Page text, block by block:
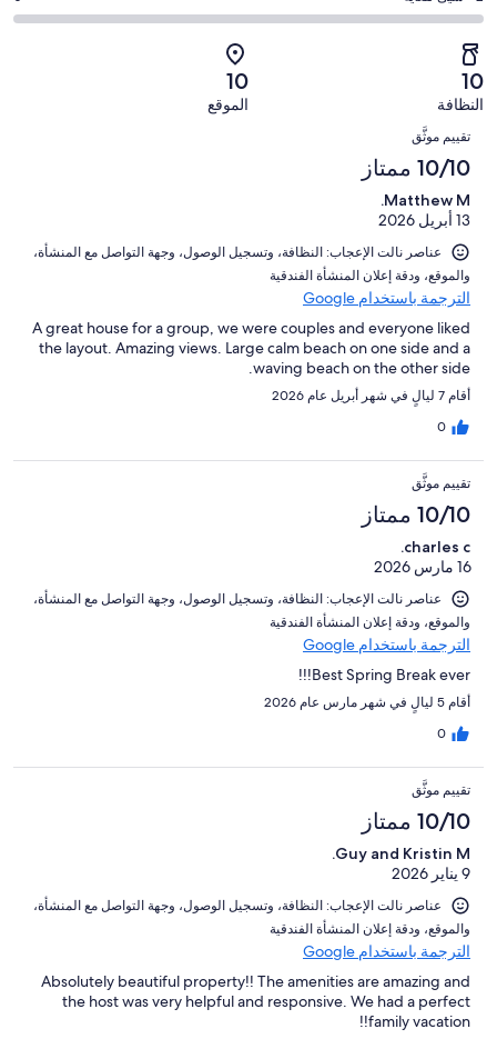
أصل
57
من
تقييمات
النزلاء
0
من
أصل
57
من
النزلاء
مقبول.
0
من
أصل
57
من
تقييمات
النزلاء
4
سيّئ.
0
من
57
من
تقييمات
النزلاء
التصنيف
2
-
سيّئ
للغاية.
من
57
من
تقييمات
النزلاء
10
النظافة
10
الموقع
التقييمات
تقييم موثَّق
10/10 ممتاز
Matthew M.
13 أبريل 2026
عناصر نالت الإعجاب: ⁦النظافة⁩، و⁦تسجيل الوصول⁩، و⁦جهة التواصل مع المنشأة⁩،
و⁦الموقع⁩، و⁦دقة إعلان المنشأة الفندقية⁩
الترجمة باستخدام Google
A great house for a group, we were couples and everyone liked
the layout. Amazing views. Large calm beach on one side and a
waving beach on the other side.
أقام 7 ليالٍ في شهر أبريل عام 2026
0
تقييم موثَّق
10/10 ممتاز
charles c.
16 مارس 2026
عناصر نالت الإعجاب: ⁦النظافة⁩، و⁦تسجيل الوصول⁩، و⁦جهة التواصل مع المنشأة⁩،
و⁦الموقع⁩، و⁦دقة إعلان المنشأة الفندقية⁩
الترجمة باستخدام Google
Best Spring Break ever!!!
أقام 5 ليالٍ في شهر مارس عام 2026
0
تقييم موثَّق
10/10 ممتاز
Guy and Kristin M.
9 يناير 2026
عناصر نالت الإعجاب: ⁦النظافة⁩، و⁦تسجيل الوصول⁩، و⁦جهة التواصل مع المنشأة⁩،
و⁦الموقع⁩، و⁦دقة إعلان المنشأة الفندقية⁩
الترجمة باستخدام Google
Absolutely beautiful property!! The amenities are amazing and
the host was very helpful and responsive. We had a perfect
family vacation!!